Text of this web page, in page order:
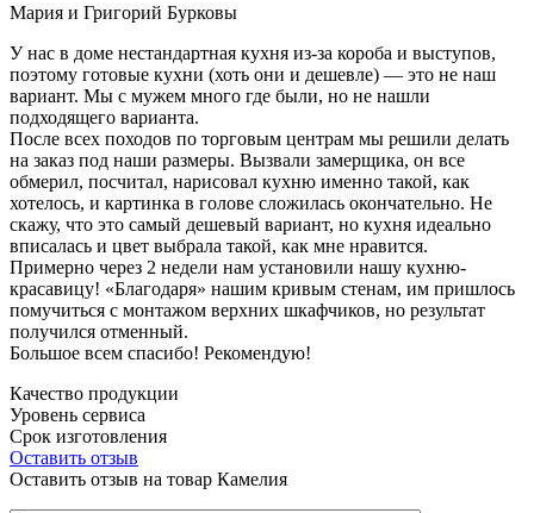
Мария и Григорий Бурковы
У нас в доме нестандартная кухня из-за короба и выступов,
поэтому готовые кухни (хоть они и дешевле) — это не наш
вариант. Мы с мужем много где были, но не нашли
подходящего варианта.
После всех походов по торговым центрам мы решили делать
на заказ под наши размеры. Вызвали замерщика, он все
обмерил, посчитал, нарисовал кухню именно такой, как
хотелось, и картинка в голове сложилась окончательно. Не
скажу, что это самый дешевый вариант, но кухня идеально
вписалась и цвет выбрала такой, как мне нравится.
Примерно через 2 недели нам установили нашу кухню-
красавицу! «Благодаря» нашим кривым стенам, им пришлось
помучиться с монтажом верхних шкафчиков, но результат
получился отменный.
Большое всем спасибо! Рекомендую!
Качество продукции
Уровень сервиса
Срок изготовления
Оставить отзыв
Оставить отзыв на товар Камелия